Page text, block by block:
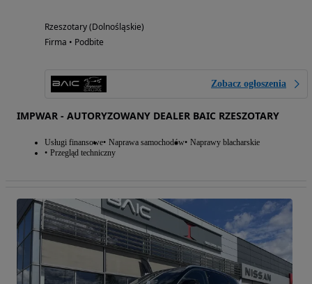
Rzeszotary (Dolnośląskie)
Firma • Podbite
Zobacz ogłoszenia
IMPWAR - AUTORYZOWANY DEALER BAIC RZESZOTARY
Usługi finansowe Naprawa samochodów Naprawy blacharskie
Przegląd techniczny